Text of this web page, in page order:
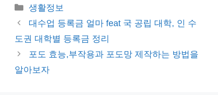
카
테
리
생활정보
대수업 등록금 얼마 feat 국 공립 대학, 인 수
도권 대학별 등록금 정리
포도 효능,부작용과 포도망 제작하는 방법을
알아보자